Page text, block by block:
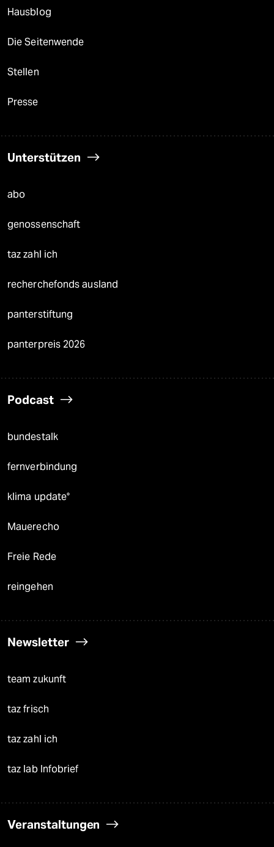
Hausblog
Die Seitenwende
Stellen
Presse
Unterstützen
abo
genossenschaft
taz zahl ich
recherchefonds ausland
panterstiftung
panterpreis 2026
Podcast
bundestalk
fernverbindung
klima update°
Mauerecho
Freie Rede
reingehen
Newsletter
team zukunft
taz frisch
taz zahl ich
taz lab Infobrief
Veranstaltungen